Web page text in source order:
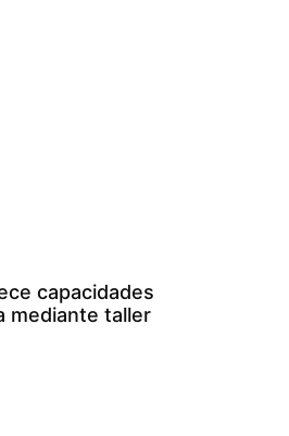
capacidades
mediante taller